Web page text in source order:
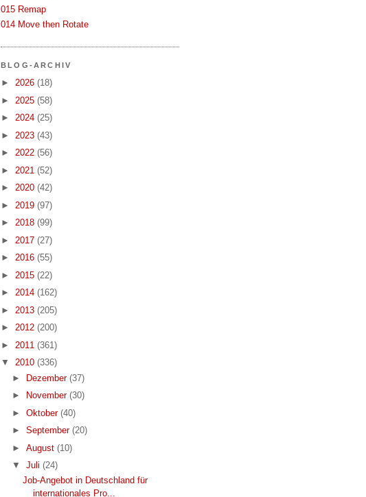
015 Remap
014 Move then Rotate
BLOG-ARCHIV
► 2026 (18)
► 2025 (58)
► 2024 (25)
► 2023 (43)
► 2022 (56)
► 2021 (52)
► 2020 (42)
► 2019 (97)
► 2018 (99)
► 2017 (27)
► 2016 (55)
► 2015 (22)
► 2014 (162)
► 2013 (205)
► 2012 (200)
► 2011 (361)
▼ 2010 (336)
► Dezember (37)
►
November (30)
► Oktober (40)
► September (20)
► August (10)
▼ Juli (24)
Job-Angebot in Deutschland für
internationales Pro...